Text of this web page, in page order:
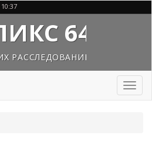
64
РАССЛЕДОВАНИЙ
Toggle